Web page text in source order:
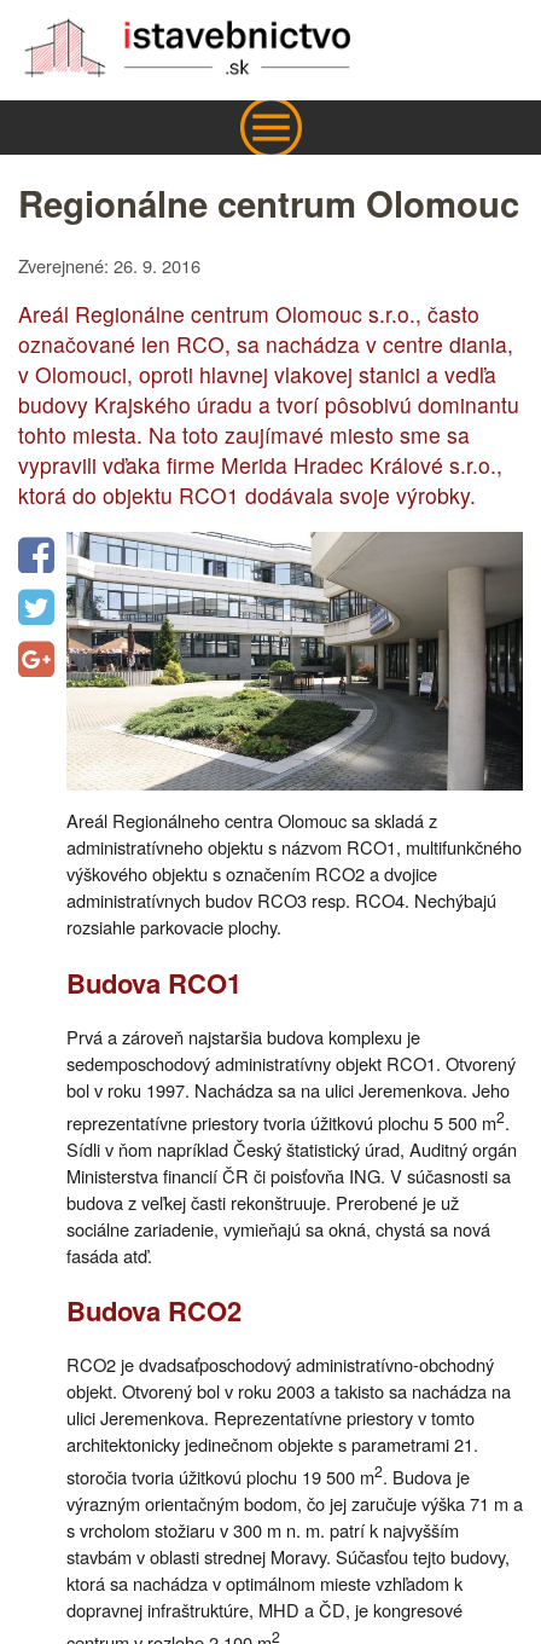
Regionálne centrum Olomouc
Zverejnené: 26. 9. 2016
Areál Regionálne centrum Olomouc s.r.o., často
označované len RCO, sa nachádza v centre diania,
v Olomouci, oproti hlavnej vlakovej stanici a vedľa
budovy Krajského úradu a tvorí pôsobivú dominantu
tohto miesta. Na toto zaujímavé miesto sme sa
vypravili vďaka firme Merida Hradec Králové s.r.o.,
ktorá do objektu RCO1 dodávala svoje výrobky.
Areál Regionálneho centra Olomouc sa skladá z
administratívneho objektu s názvom RCO1, multifunkčného
výškového objektu s označením RCO2 a dvojice
administratívnych budov RCO3 resp. RCO4. Nechýbajú
rozsiahle parkovacie plochy.
Budova RCO1
Prvá a zároveň najstaršia budova komplexu je
sedemposchodový administratívny objekt RCO1. Otvorený
bol v roku 1997. Nachádza sa na ulici Jeremenkova. Jeho
reprezentatívne priestory tvoria úžitkovú plochu 5 500 m2.
Sídli v ňom napríklad Český štatistický úrad, Auditný orgán
Ministerstva financií ČR či poisťovňa ING. V súčasnosti sa
budova z veľkej časti rekonštruuje. Prerobené je už
sociálne zariadenie, vymieňajú sa okná, chystá sa nová
fasáda atď.
Budova RCO2
RCO2 je dvadsaťposchodový administratívno-obchodný
objekt. Otvorený bol v roku 2003 a takisto sa nachádza na
ulici Jeremenkova. Reprezentatívne priestory v tomto
architektonicky jedinečnom objekte s parametrami 21.
storočia tvoria úžitkovú plochu 19 500 m2. Budova je
výrazným orientačným bodom, čo jej zaručuje výška 71 m a
s vrcholom stožiaru v 300 m n. m. patrí k najvyšším
stavbám v oblasti strednej Moravy. Súčasťou tejto budovy,
ktorá sa nachádza v optimálnom mieste vzhľadom k
dopravnej infraštruktúre, MHD a ČD, je kongresové
2